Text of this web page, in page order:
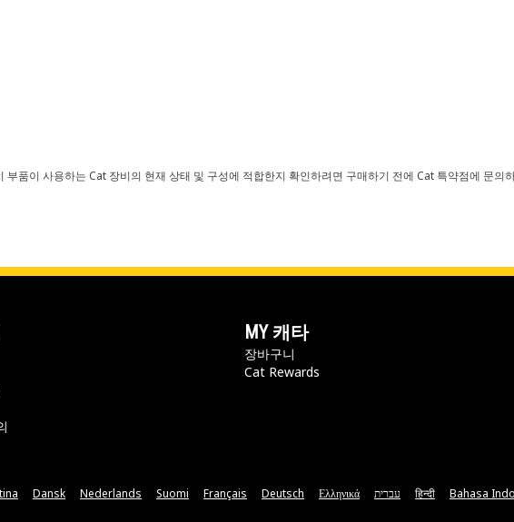
품이 사용하는 Cat 장비의 현재 상태 및 구성에 적합한지 확인하려면 구매하기 전에 Cat 특약점에 문의
MY 캐타
장바구니
Cat Rewards
Dansk Nederlands Suomi Français Deutsch Ελληνικά עברית हिन्दी Bahasa